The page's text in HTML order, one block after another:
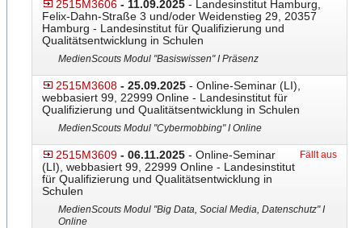
2515M3606 - 11.09.2025 - Landesinstitut Hamburg,
Felix-Dahn-Straße 3 und/oder Weidenstieg 29, 20357
Hamburg - Landesinstitut für Qualifizierung und
Qualitätsentwicklung in Schulen
MedienScouts Modul "Basiswissen" I Präsenz
2515M3608 - 25.09.2025 - Online-Seminar (LI),
webbasiert 99, 22999 Online - Landesinstitut für
Qualifizierung und Qualitätsentwicklung in Schulen
MedienScouts Modul "Cybermobbing" I Online
2515M3609 - 06.11.2025 - Online-Seminar
(LI), webbasiert 99, 22999 Online - Landesinstitut
für Qualifizierung und Qualitätsentwicklung in
Schulen
Fällt aus
MedienScouts Modul "Big Data, Social Media, Datenschutz" I
Online